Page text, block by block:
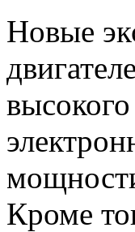
Новые
Кроме